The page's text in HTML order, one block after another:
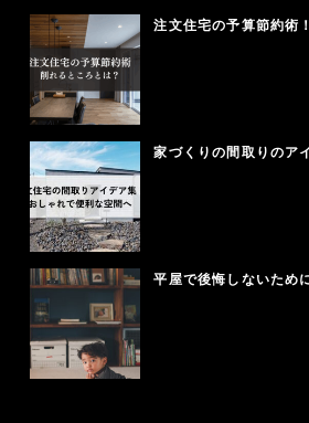
注文住宅の予算節約術
家づくりの間取りのア
平屋で後悔しないため